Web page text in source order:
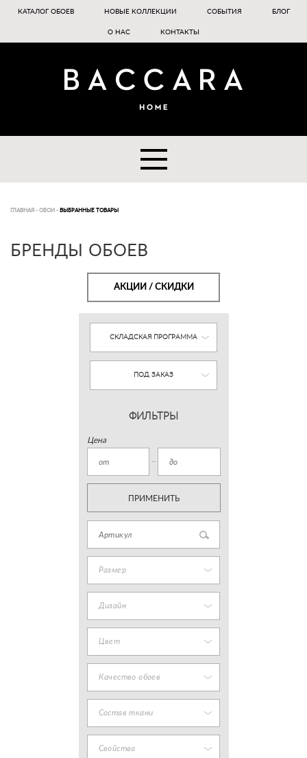
КАТАЛОГ ОБОЕВ НОВЫЕ КОЛЛЕКЦИИ СОБЫТИЯ БЛОГ
О НАС КОНТАКТЫ
ГЛАВНАЯ - ОБОИ - ВЫБРАННЫЕ ТОВАРЫ
БРЕНДЫ ОБОЕВ
АКЦИИ / СКИДКИ
СКЛАДСКАЯ ПРОГРАММА
ПОД ЗАКАЗ
ФИЛЬТРЫ
Цена
ПРИМЕНИТЬ
Размер
Дизайн
Цвет
Качество обоев
Состав ткани
Свойства